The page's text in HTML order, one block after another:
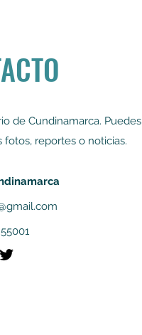
de Cundinamarca. Puedes
fotos, reportes o noticias.